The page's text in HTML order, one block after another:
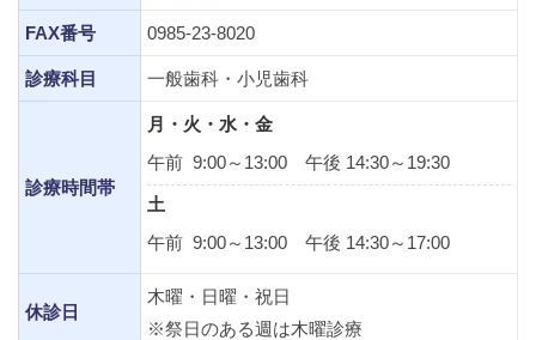
FAX番号 0985-23-8020
診療科目 一般歯科・小児歯科
診療時間帯
月・火・水・金
午前 9:00～13:00 午後 14:30～19:30
土
午前 9:00～13:00 午後 14:30～17:00
休診日
木曜・日曜・祝日
※祭日のある週は木曜診療